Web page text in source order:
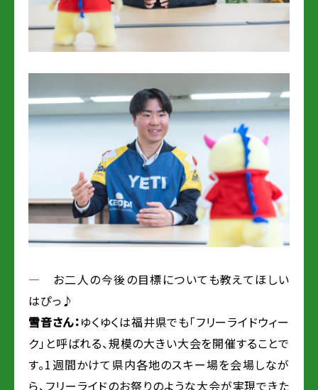
― お二人の今後の目標についても教えてほしい
はぴっ♪
雪音さん：ゆくゆくは福井県でも「フリーライドウィー
ク」と呼ばれる、規模の大きい大会を開催することで
す。1週間かけて県内各地のスキー場を会場しなが
ら、フリーライドのお祭りのような大会が実現できた